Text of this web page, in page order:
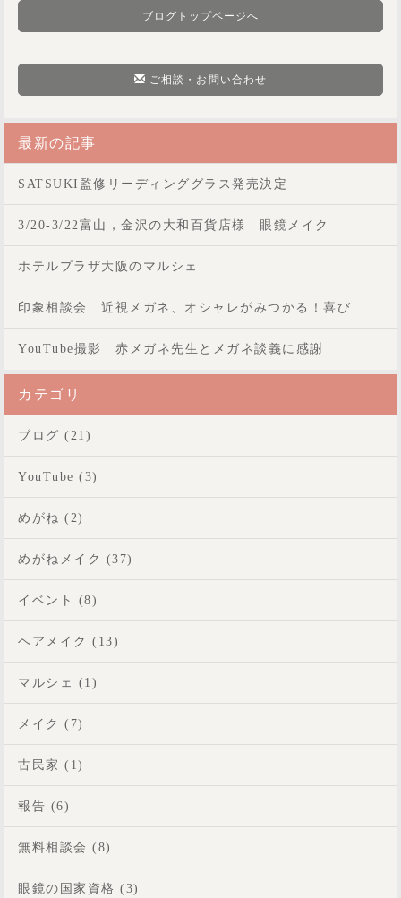
ブログトップページへ
ご相談・お問い合わせ
最新の記事
SATSUKI監修リーディンググラス発売決定
3/20-3/22富山，金沢の大和百貨店様 眼鏡メイク
ホテルプラザ大阪のマルシェ
印象相談会 近視メガネ、オシャレがみつかる！喜び
YouTube撮影 赤メガネ先生とメガネ談義に感謝
カテゴリ
ブログ (21)
YouTube (3)
めがね (2)
めがねメイク (37)
イベント (8)
ヘアメイク (13)
マルシェ (1)
メイク (7)
古民家 (1)
報告 (6)
無料相談会 (8)
眼鏡の国家資格 (3)